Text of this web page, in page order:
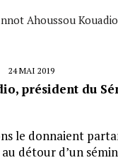
Ahoussou Kouadio
24 MAI 2019
président du
le donnaient
détour d’un